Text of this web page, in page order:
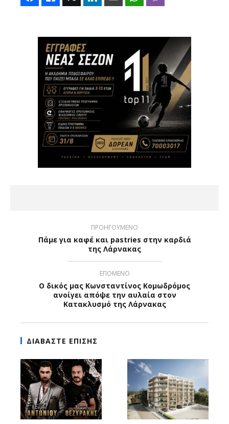
ΠΡΟΗΓΟΥΜΕΝΟ
Πάμε για καφέ και pastries στην καρδιά
της Λάρνακας
ΕΠΟΜΕΝΟ
Ο δικός μας Κωνσταντίνος Κομωδρόμος
ανοίγει απόψε την αυλαία στον
Κατακλυσμό της Λάρνακας
ΔΙΑΒΑΣΤΕ ΕΠΙΣΗΣ